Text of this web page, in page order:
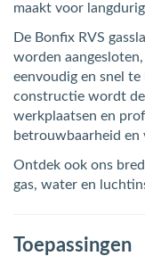
maakt voor
De Bonfix RVS
worden
eenvoudig en snel
constructie wordt
werkplaatsen en
betrouwbaarheid en
Ontdek ook ons
gas, water en
Toepassingen